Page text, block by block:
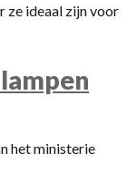
ze ideaal zijn voor
het ministerie